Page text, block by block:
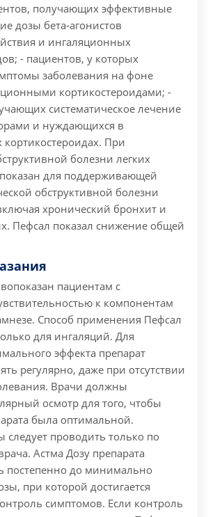
получающих эффективные
дозы бета-агонистов
и ингаляционных
- пациентов, у которых
заболевания на фоне
кортикостероидами; -
систематическое лечение
и нуждающихся в
При
болезни легких
для поддерживающей
обструктивной болезни
хронический бронхит и
Пефсал показал снижение общей
пациентам с
к компонентам
Способ применения Пефсал
для ингаляций. Для
эффекта препарат
регулярно, даже при отсутствии
Врачи должны
осмотр для того, чтобы
была оптимальной.
следует проводить только по
Астма Дозу препарата
постепенно до минимально
при которой достигается
симптомов. Если контроль